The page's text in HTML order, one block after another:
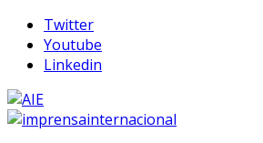
Twitter
Youtube
Linkedin